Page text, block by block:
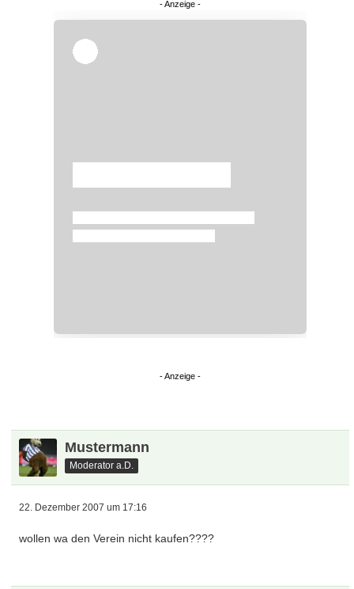
Mustermann
Moderator a.D.
22. Dezember 2007 um 17:16
wollen wa den Verein nicht kaufen????